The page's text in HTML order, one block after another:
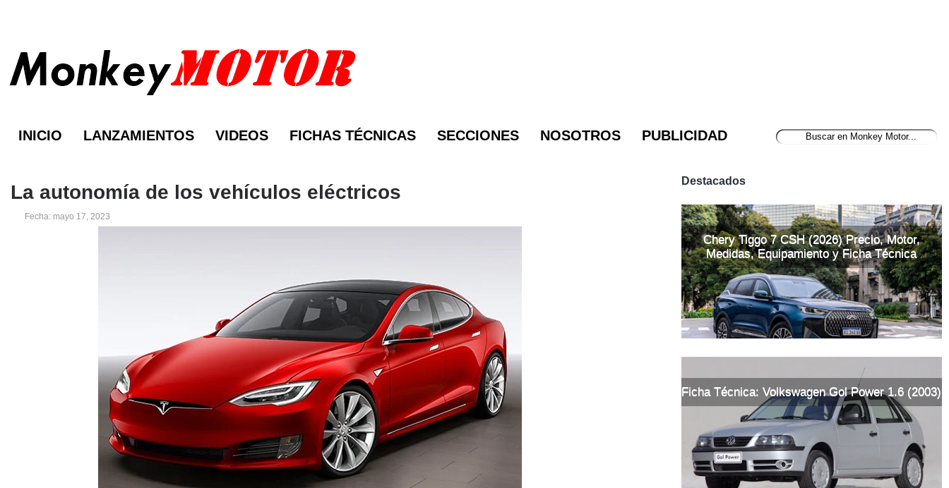
INICIO LANZAMIENTOS VIDEOS FICHAS TÉCNICAS SECCIONES NOSOTROS PUBLICIDAD
La autonomía de los vehículos eléctricos
Fecha: mayo 17, 2023
Destacados
Chery Tiggo 7 CSH (2026) Precio, Motor,
Medidas, Equipamiento y Ficha Técnica
Ficha Técnica: Volkswagen Gol Power 1.6 (2003)